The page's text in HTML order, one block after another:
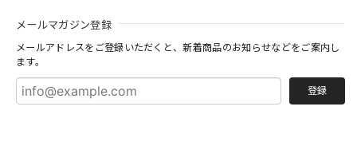
メールマガジン登録
メールアドレスをご登録いただくと、新着商品のお知らせなどをご案内し
ます。
登録